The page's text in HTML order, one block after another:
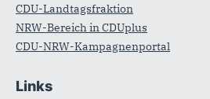
CDU-Landtagsfraktion
NRW-Bereich in CDUplus
CDU-NRW-Kampagnenportal
Links